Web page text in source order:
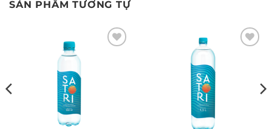
SẢN PHẨM TƯƠNG TỰ